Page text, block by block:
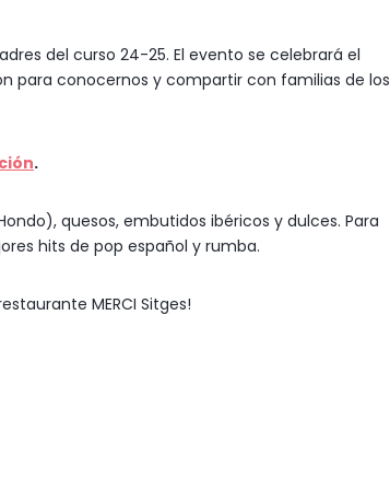
del curso 24-25. El evento se celebrará el
para conocernos y compartir con familias de los
.
quesos, embutidos ibéricos y dulces. Para
hits de pop español y rumba.
MERCI Sitges!